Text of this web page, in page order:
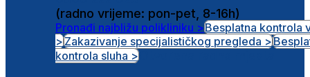
(radno vrijeme: pon-pet, 8-16h)
Pronađi najbližu polikliniku >Besplatna kontrola
>Zakazivanje specijalističkog pregleda >
kontrola sluha >